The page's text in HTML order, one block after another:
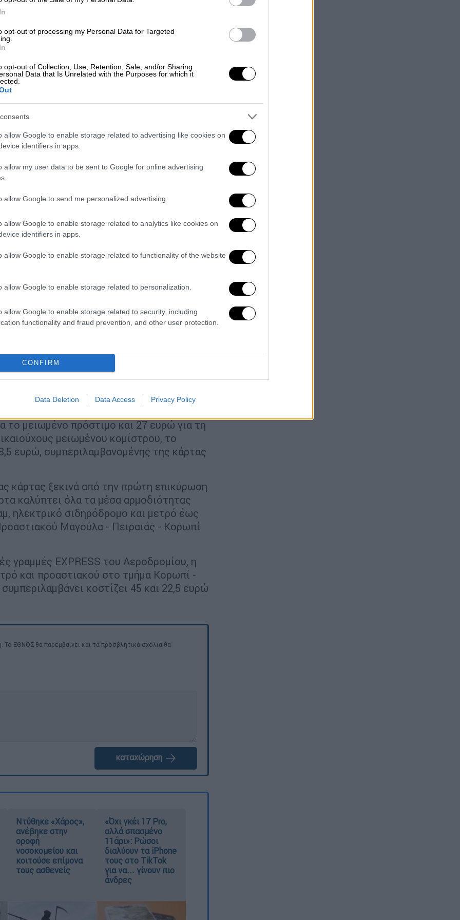
opt-out of processing my Personal Data for Targeted
opt-out of Collection, Use, Retention, Sale, and/or Sharing
Data that Is Unrelated with the Purposes for which it
allow Google to enable storage related to advertising like cookies on
identifiers in apps.
allow my user data to be sent to Google for online advertising
allow Google to send me personalized advertising.
allow Google to enable storage related to analytics like cookies on
identifiers in apps.
allow Google to enable storage related to functionality of the website
allow Google to enable storage related to personalization.
allow Google to enable storage related to security, including
functionality and fraud prevention, and other user protection.
CONFIRM
Data Deletion Data Access Privacy Policy
τώρα, η ποινή αντιστοιχούσε σε 60
ανερχόταν σε 72 ευρώ για το κανονικό
Με το νέο καθεστώς, η αύξηση φτάνει
και το 67% για το μειωμένο.
τον νόμο που ψηφίστηκε πριν
από τον αναπληρωτή υπουργό
δημοσιεύτηκε στην Εφημερίδα της
στο διάστημα αυτό να υπάρξει κάποια
την ημερομηνία θέσης σε ισχύ της
τον ΟΑΣΑ.
σχετική ανακοίνωση δεν υπήρχε ούτε
ενώ δεν είχαν ανανεωθεί και οι
που ακόμα ανέφεραν τα πρόστιμα
ο ΟΑΣΑ και ο ΟΣΕΘ επιχειρούν μέσω
την εισιτηριοδιαφυγή και στο
πρώτη φορά το πρόστιμο με την αγορά
να δώσει κίνητρο στους παραβάτες να
κομίστρου.
επιβάτη καταλογιστεί πρόστιμο, θα
μέσα σε δέκα ημερολογιακές ημέρες
διάρκειας τουλάχιστον 30 ημερών
για το κανονικό εισιτήριο και στα
ότι ένας επιβάτης που θα εντοπιστεί
μηνιαία κάρτα, θα πληρώσει
το μειωμένο πρόστιμο και 27 ευρώ για τη
μειωμένου κομίστρου, το
ευρώ, συμπεριλαμβανομένης της κάρτας
κάρτας ξεκινά από την πρώτη επικύρωση
καλύπτει όλα τα μέσα αρμοδιότητας
ηλεκτρικό σιδηρόδρομο και μετρό έως
Μαγούλα - Πειραιάς - Κορωπί
γραμμές EXPRESS του Αεροδρομίου, η
και προαστιακού στο τμήμα Κορωπί -
κοστίζει 45 και 22,5 ευρώ
ΕΘΝΟΣ θα παρεμβαίνει και τα προσβλητικά σχόλια θα
καταχώρηση
Ντύθηκε «Χάρος»,
ανέβηκε στην
οροφή
νοσοκομείου και
κοιτούσε επίμονα
τους ασθενείς
«Όχι γκέι 17 Pro,
αλλά σπασμένο
11άρι»: Ρώσοι
διαλύουν τα iPhone
τους στο TikTok
για να... γίνουν πιο
άνδρες